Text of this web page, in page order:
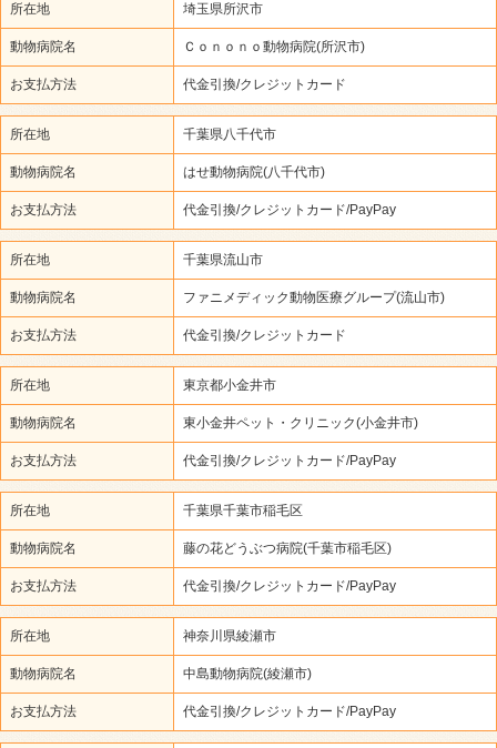
所在地 埼玉県所沢市
動物病院名 Ｃｏｎｏｎｏ動物病院(所沢市)
お支払方法 代金引換/クレジットカード
所在地 千葉県八千代市
動物病院名 はせ動物病院(八千代市)
お支払方法 代金引換/クレジットカード/PayPay
所在地 千葉県流山市
動物病院名 ファニメディック動物医療グループ(流山市)
お支払方法 代金引換/クレジットカード
所在地 東京都小金井市
動物病院名 東小金井ペット・クリニック(小金井市)
お支払方法 代金引換/クレジットカード/PayPay
所在地 千葉県千葉市稲毛区
動物病院名 藤の花どうぶつ病院(千葉市稲毛区)
お支払方法 代金引換/クレジットカード/PayPay
所在地 神奈川県綾瀬市
動物病院名 中島動物病院(綾瀬市)
お支払方法 代金引換/クレジットカード/PayPay